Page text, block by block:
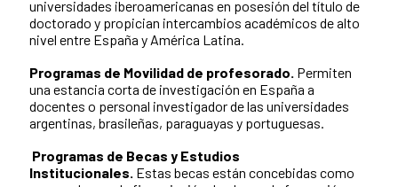
universidades iberoamericanas en posesión del título de
doctorado y propician intercambios académicos de alto
nivel entre España y América Latina.
Programas de Movilidad de profesorado. Permiten
una estancia corta de investigación en España a
docentes o personal investigador de las universidades
argentinas, brasileñas, paraguayas y portuguesas.
Programas de Becas y Estudios
Institucionales. Estas becas están concebidas como